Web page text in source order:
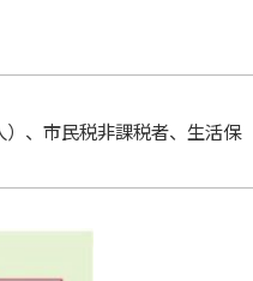
、市民税非課税者、生活保